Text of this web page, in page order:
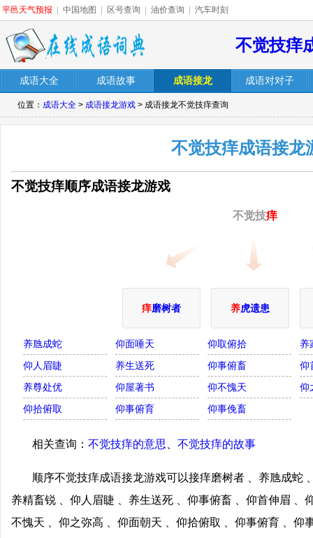
平邑天气预报 中国地图 区号查询 油价查询 汽车时刻
不觉技痒
成语大全 成语故事 成语接龙 成语对对子
位置： 成语大全 > 成语接龙游戏 > 成语接龙不觉技痒查询
不觉技痒成语接龙
不觉技痒顺序成语接龙游戏
不觉技痒
痒磨树者 养虎遗患
养虺成蛇 仰面唾天 仰取俯拾
养
仰人眉睫
养生送死 仰事俯畜
仰
养尊处优
仰屋著书 仰不愧天
仰
仰拾俯取
仰事俯育 仰事俛畜
相关查询： 不觉技痒的意思 不觉技痒的故事
顺序不觉技痒成语接龙游戏可以接痒磨树者 、养虺成蛇
养精畜锐 、仰人眉睫 、养生送死 、仰事俯畜 、仰首伸眉 、
不愧天 、仰之弥高 、仰面朝天 、仰拾俯取 、仰事俯育 、仰